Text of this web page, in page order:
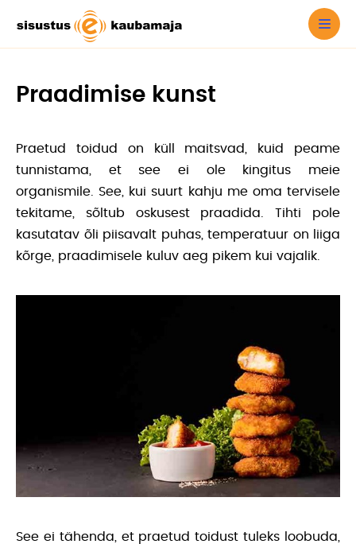
Praadimise kunst
Praetud toidud on küll maitsvad, kuid peame
tunnistama, et see ei ole kingitus meie
organismile. See, kui suurt kahju me oma tervisele
tekitame, sõltub oskusest praadida. Tihti pole
kasutatav õli piisavalt puhas, temperatuur on liiga
kõrge, praadimisele kuluv aeg pikem kui vajalik.
See ei tähenda, et praetud toidust tuleks loobuda,